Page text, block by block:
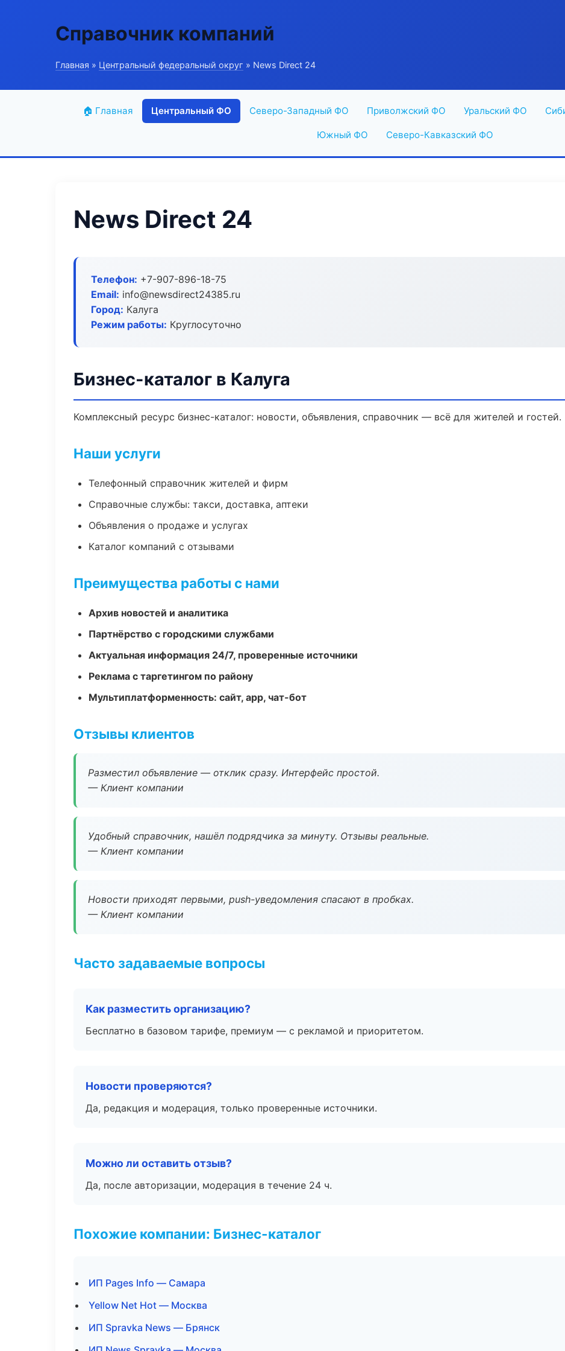
Справочник компаний
Главная » Центральный федеральный округ » News Direct 24
🏠 Главная Центральный ФО Северо-Западный ФО Приволжский ФО Уральский ФО
Южный ФО Северо-Кавказский ФО
News Direct 24
Телефон: +7-907-896-18-75
Email: info@newsdirect24385.ru
Город: Калуга
Режим работы: Круглосуточно
Бизнес-каталог в Калуга
Комплексный ресурс бизнес-каталог: новости, объявления, справочник — всё для жителей и гостей.
Наши услуги
Телефонный справочник жителей и фирм
Справочные службы: такси, доставка, аптеки
Объявления о продаже и услугах
Каталог компаний с отзывами
Преимущества работы с нами
Архив новостей и аналитика
Партнёрство с городскими службами
Актуальная информация 24/7, проверенные источники
Реклама с таргетингом по району
Мультиплатформенность: сайт, app, чат-бот
Отзывы клиентов
Разместил объявление — отклик сразу. Интерфейс простой.
— Клиент компании
Удобный справочник, нашёл подрядчика за минуту. Отзывы реальные.
— Клиент компании
Новости приходят первыми, push-уведомления спасают в пробках.
— Клиент компании
Часто задаваемые вопросы
Как разместить организацию?
Бесплатно в базовом тарифе, премиум — с рекламой и приоритетом.
Новости проверяются?
Да, редакция и модерация, только проверенные источники.
Можно ли оставить отзыв?
Да, после авторизации, модерация в течение 24 ч.
Похожие компании: Бизнес-каталог
ИП Pages Info — Самара
Yellow Net Hot — Москва
ИП Spravka News — Брянск